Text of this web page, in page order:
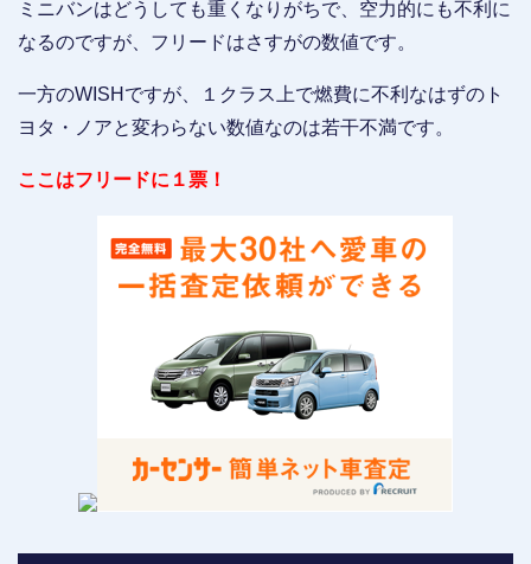
ミニバンはどうしても重くなりがちで、空力的にも不利に
なるのですが、フリードはさすがの数値です。
一方のWISHですが、１クラス上で燃費に不利なはずのト
ヨタ・ノアと変わらない数値なのは若干不満です。
ここはフリードに１票！